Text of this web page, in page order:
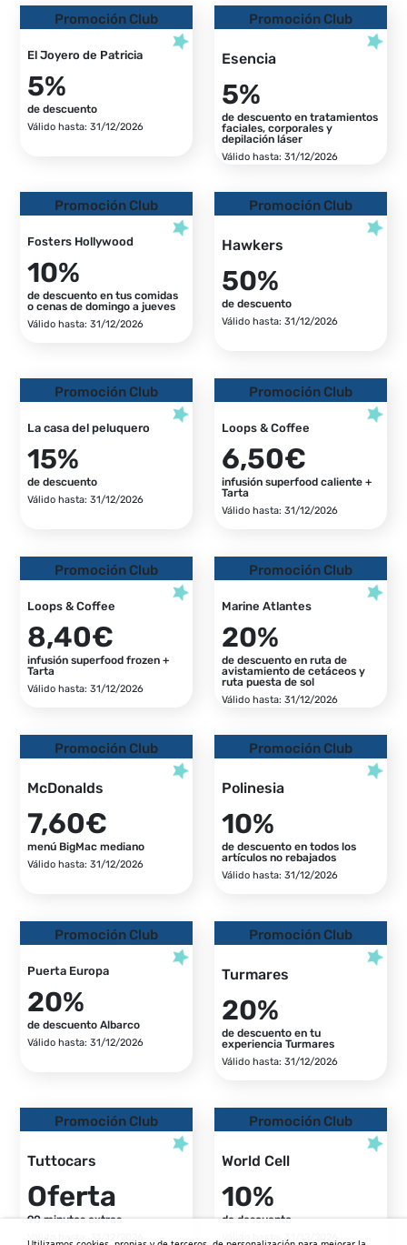
Promoción Club
El Joyero de Patricia
5%
de descuento
Válido hasta: 31/12/2026
Promoción Club
Esencia
5%
de descuento en tratamientos
faciales, corporales y
depilación láser
Válido hasta: 31/12/2026
Promoción Club
Fosters Hollywood
10%
de descuento en tus comidas
o cenas de domingo a jueves
Válido hasta: 31/12/2026
Promoción Club
Hawkers
50%
de descuento
Válido hasta: 31/12/2026
Promoción Club
La casa del peluquero
15%
de descuento
Válido hasta: 31/12/2026
Promoción Club
Loops & Coffee
6,50€
infusión superfood caliente +
Tarta
Válido hasta: 31/12/2026
Promoción Club
Loops & Coffee
8,40€
infusión superfood frozen +
Tarta
Válido hasta: 31/12/2026
Promoción Club
Marine Atlantes
20%
de descuento en ruta de
avistamiento de cetáceos y
ruta puesta de sol
Válido hasta: 31/12/2026
Promoción Club
McDonalds
7,60€
menú BigMac mediano
Válido hasta: 31/12/2026
Promoción Club
Polinesia
10%
de descuento en todos los
artículos no rebajados
Válido hasta: 31/12/2026
Promoción Club
Puerta Europa
20%
de descuento Albarco
Válido hasta: 31/12/2026
Promoción Club
Turmares
20%
de descuento en tu
experiencia Turmares
Válido hasta: 31/12/2026
Promoción Club
Tuttocars
Oferta
90 minutos extras
Promoción Club
World Cell
10%
de descuento
Válido hasta: 31/12/2026